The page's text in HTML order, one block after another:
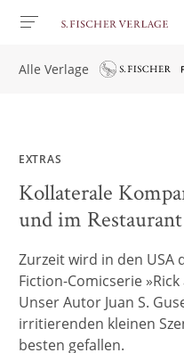
Alle Verlage
EXTRAS
Kollaterale
und im Restaurant
Zurzeit wird in den USA
Fiction-Comicserie
Unser Autor Juan S.
irritierenden kleinen
besten gefallen.